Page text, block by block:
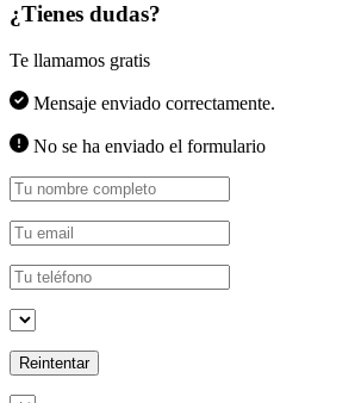
¿Tienes dudas?
Te llamamos gratis
Mensaje enviado correctamente.
No se ha enviado el formulario
Reintentar